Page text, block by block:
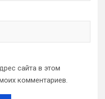
сайта в этом
комментариев.